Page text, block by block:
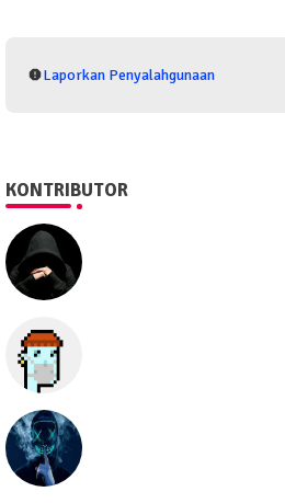
Laporkan Penyalahgunaan
KONTRIBUTOR